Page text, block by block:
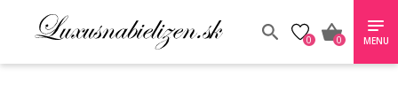
0 0 MENU